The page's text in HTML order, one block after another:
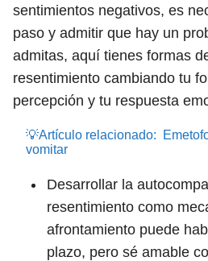
sentimientos negativos, es
paso y admitir que hay un
admitas, aquí tienes formas
resentimiento cambiando tu
percepción y tu respuesta
💡Artículo relacionado:
vomitar
Desarrollar la
resentimiento como
afrontamiento puede
plazo, pero sé amable